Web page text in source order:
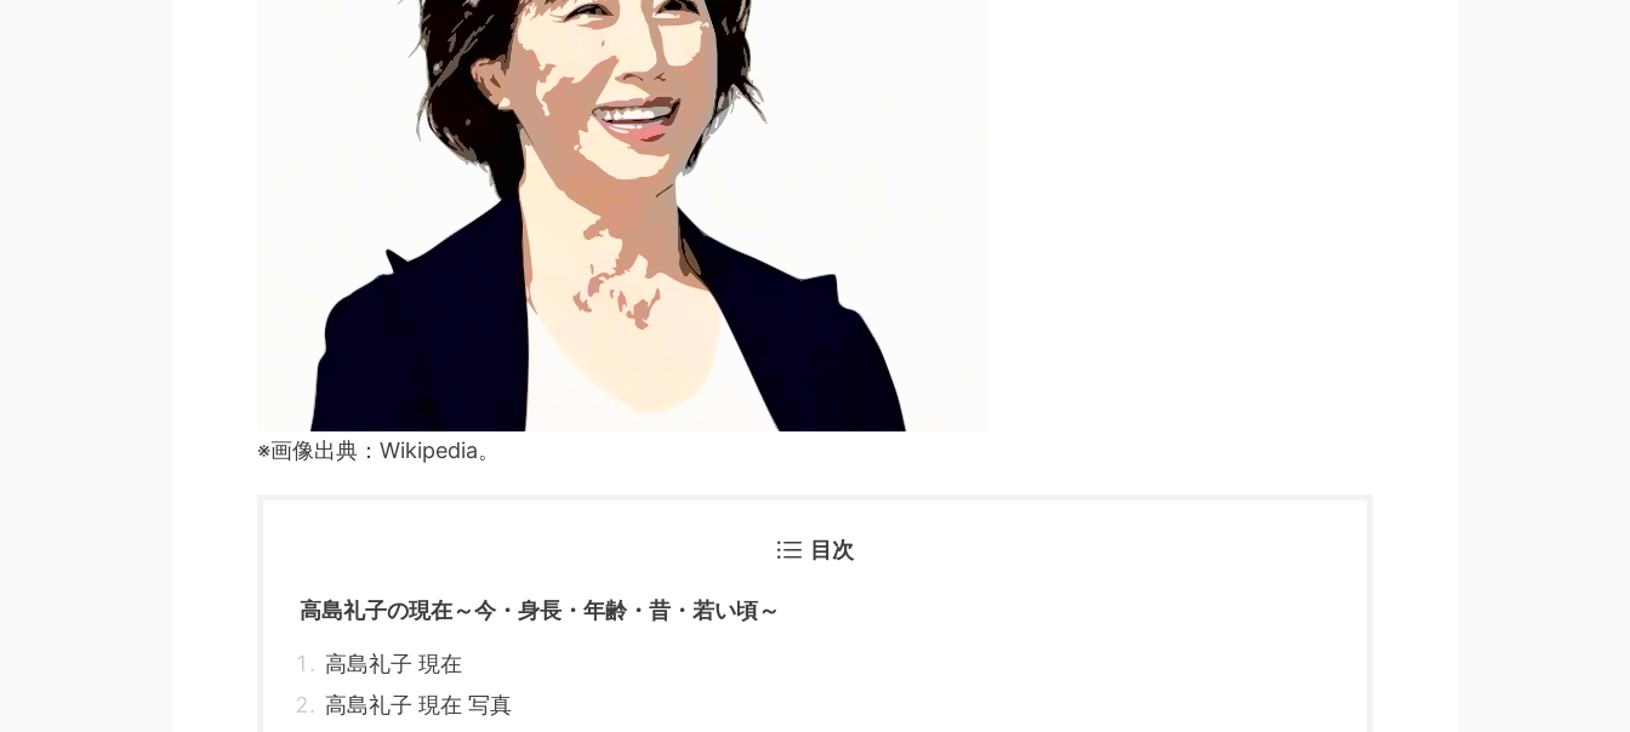
※画像出典：Wikipedia。
目次
高島礼子の現在～今・身長・年齢・昔・若い頃～
高島礼子 現在
高島礼子 現在 写真